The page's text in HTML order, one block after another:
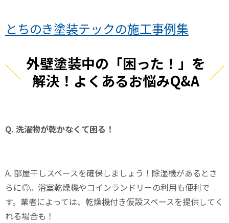
とちのき塗装テックの施工事例集
外壁塗装中の「困った！」を
解決！よくあるお悩みQ&A
Q. 洗濯物が乾かなくて困る！
A. 部屋干しスペースを確保しましょう！除湿機があるとさ
らに◎。浴室乾燥機やコインランドリーの利用も便利で
す。業者によっては、乾燥機付き仮設スペースを提供してく
れる場合も！